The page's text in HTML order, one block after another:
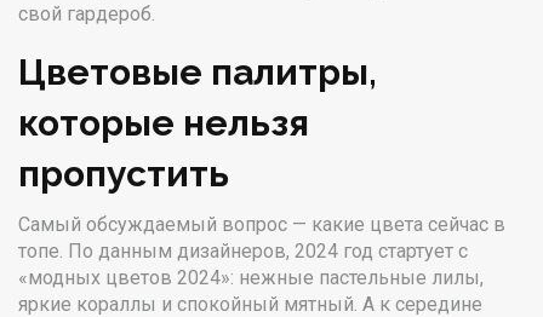
свой гардероб.
Цветовые палитры,
которые нельзя
пропустить
Самый обсуждаемый вопрос — какие цвета сейчас в
топе. По данным дизайнеров, 2024 год стартует с
«модных цветов 2024»: нежные пастельные лилы,
яркие кораллы и спокойный мятный. А к середине